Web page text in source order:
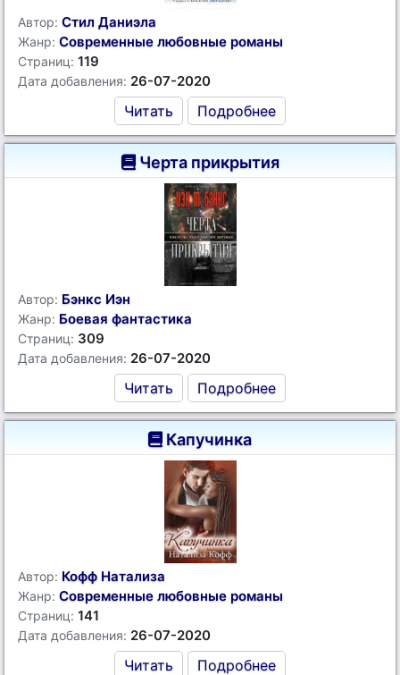
Автор: Стил Даниэла
Жанр: Современные любовные романы
Страниц: 119
Дата добавления: 26-07-2020
Читать Подробнее
Черта прикрытия
Автор: Бэнкс Иэн
Жанр: Боевая фантастика
Страниц: 309
Дата добавления: 26-07-2020
Читать Подробнее
Капучинка
Автор: Кофф Натализа
Жанр: Современные любовные романы
Страниц: 141
Дата добавления: 26-07-2020
Читать Подробнее